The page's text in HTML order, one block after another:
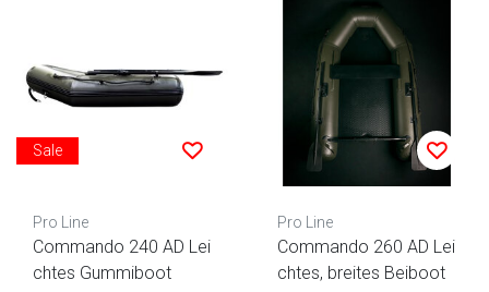
Sale
Pro Line
Commando 240 AD Lei
chtes Gummiboot
Pro Line
Commando 260 AD Lei
chtes, breites Beiboot